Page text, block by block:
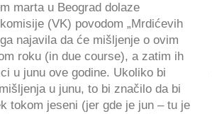
marta u Beograd dolaze
(VK) povodom „Mrdićevih
najavila da će mišljenje o ovim
roku (in due course), a zatim ih
u junu ove godine. Ukoliko bi
u junu, to bi značilo da bi
tokom jeseni (jer gde je jun – tu je